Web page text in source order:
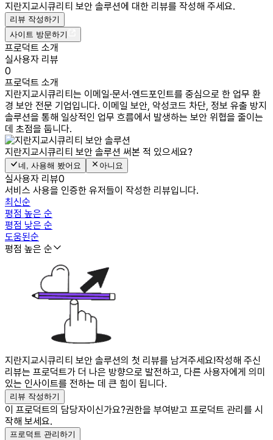
지란지교시큐리티 보안 솔루션에 대한 리뷰를 작성해 주세요.
리뷰 작성하기
사이트 방문하기
프로덕트 소개
실사용자 리뷰
0
프로덕트 소개
지란지교시큐리티는 이메일·문서·엔드포인트를 중심으로 한 업무 환
경 보안 전문 기업입니다. 이메일 보안, 악성코드 차단, 정보 유출 방지
솔루션을 통해 일상적인 업무 흐름에서 발생하는 보안 위협을 줄이는
데 초점을 둡니다.
지란지교시큐리티 보안 솔루션 써본 적 있으세요?
네, 사용해 봤어요 아니요
실사용자 리뷰0
서비스 사용을 인증한 유저들이 작성한 리뷰입니다.
최신순
평점 높은 순
평점 낮은 순
도움된순
평점 높은 순
지란지교시큐리티 보안 솔루션의 첫 리뷰를 남겨주세요!작성해 주신
리뷰는 프로덕트가 더 나은 방향으로 발전하고, 다른 사용자에게 의미
있는 인사이트를 전하는 데 큰 힘이 됩니다.
리뷰 작성하기
이 프로덕트의 담당자이신가요?권한을 부여받고 프로덕트 관리를 시
작해 보세요.
프로덕트 관리하기